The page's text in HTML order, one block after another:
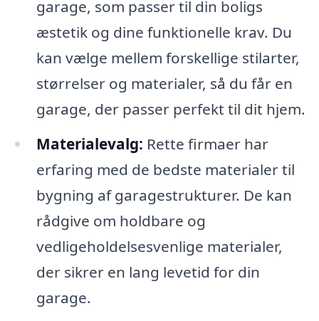
garage, som passer til din boligs
æstetik og dine funktionelle krav. Du
kan vælge mellem forskellige stilarter,
størrelser og materialer, så du får en
garage, der passer perfekt til dit hjem.
Materialevalg: Rette firmaer har
erfaring med de bedste materialer til
bygning af garagestrukturer. De kan
rådgive om holdbare og
vedligeholdelsesvenlige materialer,
der sikrer en lang levetid for din
garage.